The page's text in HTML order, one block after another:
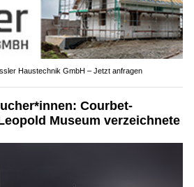
Haustechnik GmbH – Jetzt anfragen
Courbet-
Museum verzeichnete